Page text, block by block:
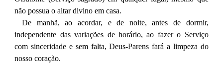
não possua o altar divino em casa.
De manhã, ao acordar, e de noite, antes de dormir,
independente das variações de horário, ao fazer o Serviço
com sinceridade e sem falta, Deus-Parens fará a limpeza do
nosso coração.